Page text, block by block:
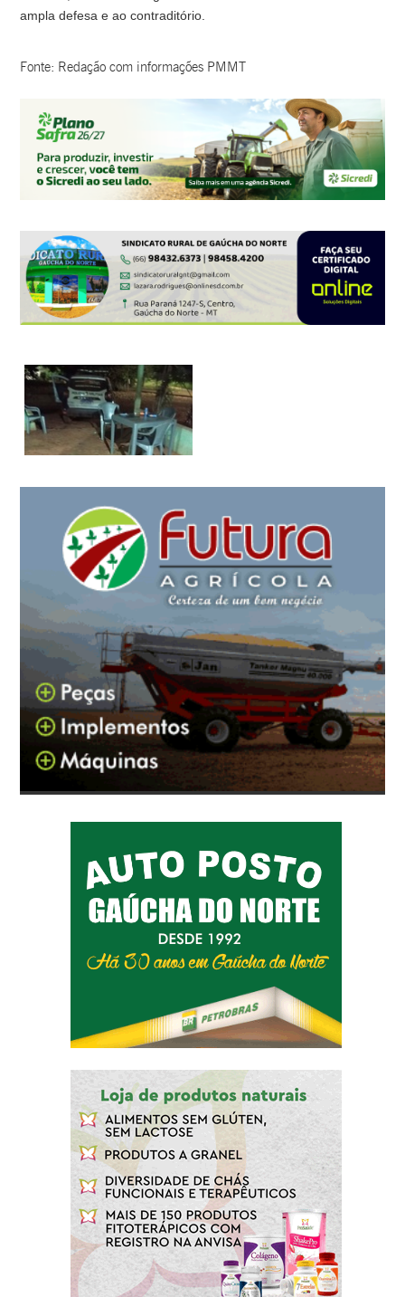
ampla defesa e ao contraditório.
Fonte: Redação com informações PMMT